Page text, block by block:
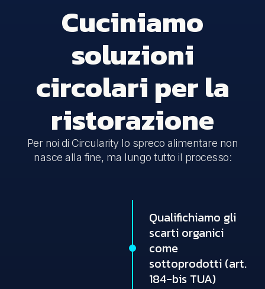
Cuciniamo
soluzioni
circolari per la
ristorazione
Per noi di Circularity lo spreco alimentare non
nasce alla fine, ma lungo tutto il processo:
Qualifichiamo gli
scarti organici
come
sottoprodotti (art.
184-bis TUA)